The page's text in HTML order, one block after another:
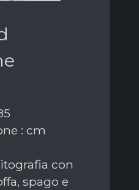
: cm
con
spago e